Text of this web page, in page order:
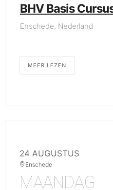
BHV Basis
Enschede, Nederland
MEER LEZEN
24 AUGUSTUS
Enschede
MAANDAG